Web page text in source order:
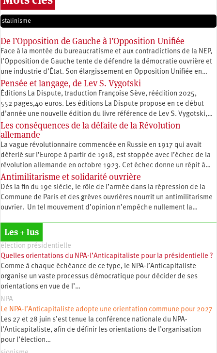
stalinisme
De l’Opposition de Gauche à l’Opposition Unifiée
Face à la montée du bureaucratisme et aux contradictions de la NEP,
l’Opposition de Gauche tente de défendre la démocratie ouvrière et
une industrie d’État. Son élargissement en Opposition Unifiée en…
Pensée et langage, de Lev S. Vygotski
Éditions La Dispute, traduction Françoise Sève, réédition 2025,
552 pages,40 euros. Les éditions La Dispute propose en ce début
d’année une nouvelle édition du livre référence de Lev S. Vygotski,…
Les conséquences de la défaite de la Révolution
allemande
La vague révolutionnaire commencée en Russie en 1917 qui avait
déferlé sur l’Europe à partir de 1918, est stoppée avec l’échec de la
révolution allemande en octobre 1923. Cet échec donne un répit à…
Antimilitarisme et solidarité ouvrière
Dès la fin du 19e siècle, le rôle de l’armée dans la répression de la
Commune de Paris et des grèves ouvrières nourrit un antimilitarisme
ouvrier. Un tel mouvement d’opinion n’empêche nullement la…
Les + lus
élection présidentielle
Quelles orientations du NPA-l’Anticapitaliste pour la présidentielle ?
Comme à chaque échéance de ce type, le NPA-l’Anticapitaliste
organise un vaste processus démocratique pour décider de ses
orientations en vue de l’…
NPA
Le NPA-l’Anticapitaliste adopte une orientation commune pour 2027
Les 27 et 28 juin s’est tenue la conférence nationale du NPA-
l’Anticapitaliste, afin de définir les orientations de l’organisation
pour l’élection…